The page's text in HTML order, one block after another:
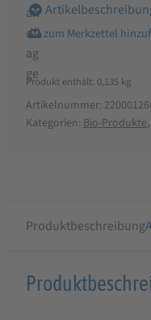
Produkt enthält: 0,135 kg
Artikelnummer:
Kategorien: Bio-Produkte,
Produktbeschreibung